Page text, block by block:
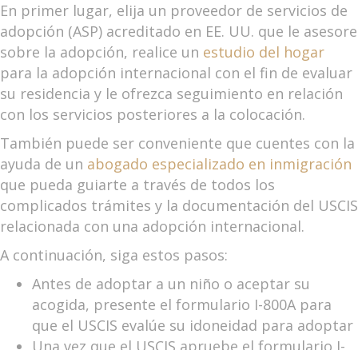
En primer lugar, elija un proveedor de servicios de
adopción (ASP) acreditado en EE. UU. que le asesore
sobre la adopción, realice un estudio del hogar
para la adopción internacional con el fin de evaluar
su residencia y le ofrezca seguimiento en relación
con los servicios posteriores a la colocación.
También puede ser conveniente que cuentes con la
ayuda de un abogado especializado en inmigración
que pueda guiarte a través de todos los
complicados trámites y la documentación del USCIS
relacionada con una adopción internacional.
A continuación, siga estos pasos:
Antes de adoptar a un niño o aceptar su
acogida, presente el formulario I-800A para
que el USCIS evalúe su idoneidad para adoptar